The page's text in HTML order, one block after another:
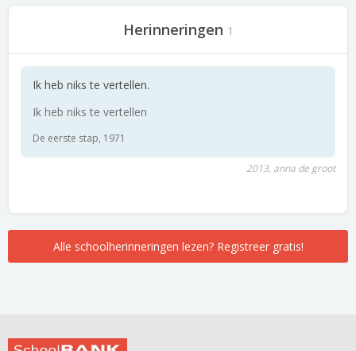
Herinneringen 1
Ik heb niks te vertellen.
Ik heb niks te vertellen
De eerste stap, 1971
2013, anna de groot
Alle schoolherinneringen lezen? Registreer gratis!